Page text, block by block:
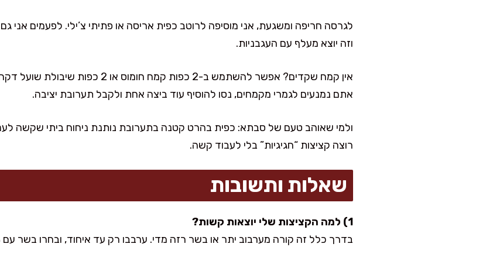
לגרסה חריפה ומשגעת, אני מוסיפה לרוטב כפית אריסה או פתיתי צ’ילי. לפעמים אני
וזה יוצא מעלף עם העגבניות.
אין קמח שקדים? אפשר להשתמש ב-2 כפות
אתם נמנעים לגמרי מקמחים, נסו להוסיף עוד ביצה אחת ולקבל תערובת יציבה.
ולמי שאוהב טעם של סבתא: כפית בהרט קטנה בתערובת נותנת ניחוח ביתי שקשה
רוצה קציצות “חגיגיות” בלי לעבוד קשה.
שאלות ותשובות
1) למה הקציצות שלי יוצאות קשות?
בדרך כלל זה קורה מערבוב יתר או בשר רזה מדי. ערבבו רק עד איחוד, ובחרו בשר עם 15% שומן כדי לקבל תוצאה נמס בפה.